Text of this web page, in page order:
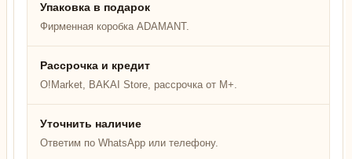
Упаковка в подарок
Фирменная коробка ADAMANT.
Рассрочка и кредит
O!Market, BAKAI Store, рассрочка от M+.
Уточнить наличие
Ответим по WhatsApp или телефону.